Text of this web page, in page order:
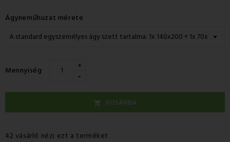
Ágyneműhuzat mérete
Mennyiség +
-
 KOSÁRBA
42 vásárló nézi ezt a terméket